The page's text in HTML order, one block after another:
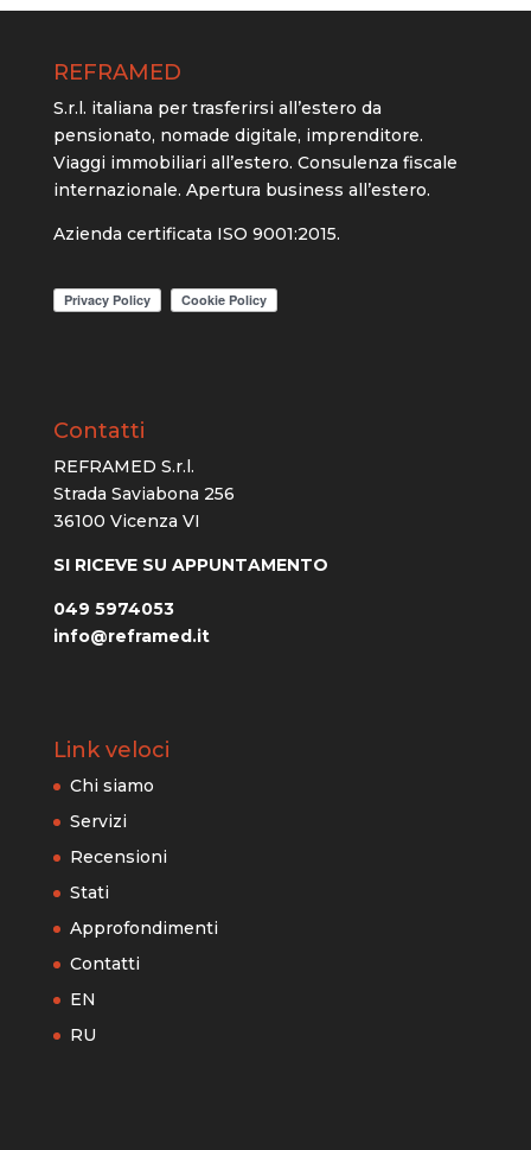
REFRAMED
S.r.l. italiana per trasferirsi all’estero da
pensionato, nomade digitale, imprenditore.
Viaggi immobiliari all’estero. Consulenza fiscale
internazionale. Apertura business all’estero.
Azienda certificata ISO 9001:2015.
Contatti
REFRAMED S.r.l.
Strada Saviabona 256
36100 Vicenza VI
SI RICEVE SU APPUNTAMENTO
049 5974053
info@reframed.it
Link veloci
Chi siamo
Servizi
Recensioni
Stati
Approfondimenti
Contatti
EN
RU